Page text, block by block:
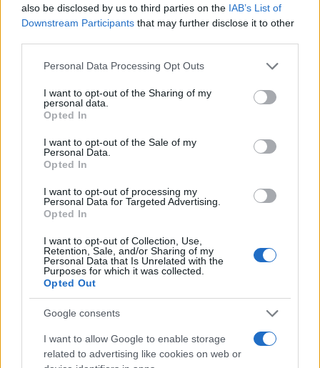
also be disclosed by us to third parties on the IAB’s List of
Downstream Participants that may further disclose it to other
Please note that this website/app uses one or more Google
not limited to your visit or usage behaviour. You may click to
grant or deny consent to Google and its third-party tags to
use your data for below specified purposes in below Google
consent section.
Personal Data Processing Opt Outs
I want to opt-out of the Sharing of my
personal data.
Opted In
I want to opt-out of the Sale of my
Personal Data.
Opted In
I want to opt-out of processing my
Personal Data for Targeted Advertising.
Opted In
I want to opt-out of Collection, Use,
Retention, Sale, and/or Sharing of my
Personal Data that Is Unrelated with the
Purposes for which it was collected.
Opted Out
Google consents
I want to allow Google to enable storage
related to advertising like cookies on web or
Ένοπλες Δυνάμεις: Αυτές είναι οι προκηρύξεις
πρόσληψης ΕΠΟΠ ανά Κλάδο – Αναλυτικά
οδηγίες και πληροφορίες